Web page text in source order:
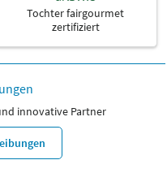
Tochter fairgourmet
zertifiziert
innovative Partner